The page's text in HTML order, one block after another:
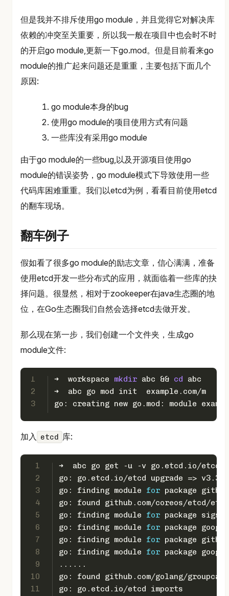
但是我并不排斥使用go module，并且觉得它对解决库
依赖的冲突至关重要，所以我一般在项目中也会时不时
的开启go module,更新一下go.mod。但是目前看来go
module的推广起来问题还是重重，主要包括下面几个
原因:
go module本身的bug
使用go module的项目使用方式有问题
一些库没有采用go module
由于go module的一些bug,以及开源项目使用go
module的错误姿势，go module模式下导致使用一些
代码库困难重重。我们以etcd为例，看看目前使用etcd
的翻车现场。
翻车例子
假如看了很多go module的励志文章，信心满满，准备
使用etcd开发一些分布式的应用，就面临着一些库的抉
择问题。很显然，相对于zookeeper在java生态圈的地
位，在Go生态圈我们自然会选择etcd去做开发。
那么现在第一步，我们创建一个文件夹，生成go
module文件:
1
2
3
➜  workspace mkdir abc && cd abc
➜  abc go mod init  example.com/m
go: creating new go.mod: module
加入 etcd 库:
1
2
3
4
5
6
7
8
9
10
11
➜  abc go get -u -v go.etcd.io/etcd
go: go.etcd.io/etcd upgrade =>
go: finding module for package
go: found github.com/coreos/etcd/
go: finding module for package
go: finding module for package
go: finding module for package
go: finding module for package
......
go: found github.com/golang/
go: go.etcd.io/etcd imports